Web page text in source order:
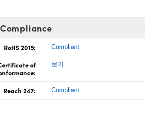
RoHS 2015: Compliant
of
보기
Reach 247: Compliant